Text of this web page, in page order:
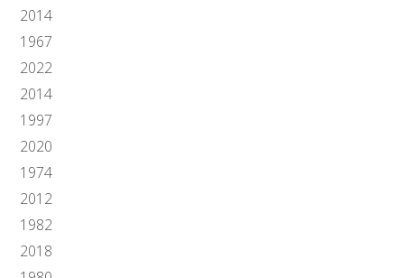
2014
1967
2022
2014
1997
2020
1974
2012
1982
2018